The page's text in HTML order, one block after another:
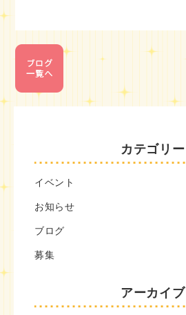
カテゴリー
イベント
お知らせ
ブログ
募集
アーカイブ